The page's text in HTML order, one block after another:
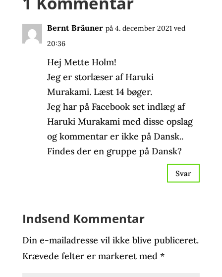
Bernt Bräuner på 4. december 2021 ved
20:36
Hej Mette Holm!
Jeg er storlæser af Haruki
Murakami. Læst 14 bøger.
Jeg har på Facebook set indlæg af
Haruki Murakami med disse opslag
og kommentar er ikke på Dansk..
Findes der en gruppe på Dansk?
Svar
Indsend Kommentar
Din e-mailadresse vil ikke blive publiceret.
Krævede felter er markeret med *